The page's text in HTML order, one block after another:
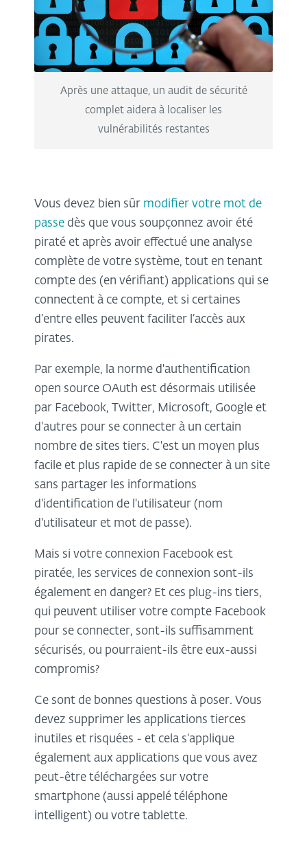
Après une attaque, un audit de sécurité
complet aidera à localiser les
vulnérabilités restantes
Vous devez bien sûr modifier votre mot de
passe dès que vous soupçonnez avoir été
piraté et après avoir effectué une analyse
complète de votre système, tout en tenant
compte des (en vérifiant) applications qui se
connectent à ce compte, et si certaines
d’entre elles peuvent faciliter l’accès aux
pirates.
Par exemple, la norme d'authentification
open source OAuth est désormais utilisée
par Facebook, Twitter, Microsoft, Google et
d'autres pour se connecter à un certain
nombre de sites tiers. C'est un moyen plus
facile et plus rapide de se connecter à un site
sans partager les informations
d'identification de l'utilisateur (nom
d'utilisateur et mot de passe).
Mais si votre connexion Facebook est
piratée, les services de connexion sont-ils
également en danger? Et ces plug-ins tiers,
qui peuvent utiliser votre compte Facebook
pour se connecter, sont-ils suffisamment
sécurisés, ou pourraient-ils être eux-aussi
compromis?
Ce sont de bonnes questions à poser. Vous
devez supprimer les applications tierces
inutiles et risquées - et cela s'applique
également aux applications que vous avez
peut-être téléchargées sur votre
smartphone (aussi appelé téléphone
intelligent) ou votre tablette.